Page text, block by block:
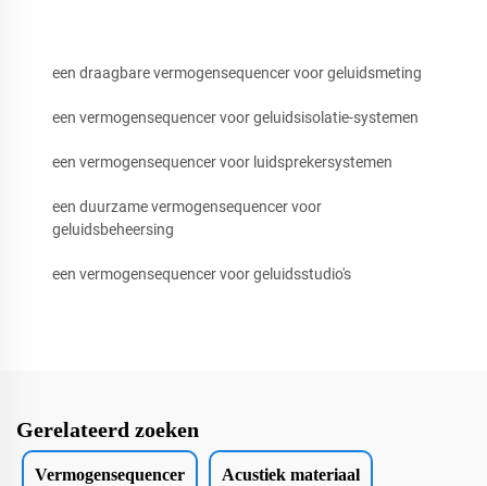
een draagbare vermogensequencer voor geluidsmeting
een vermogensequencer voor geluidsisolatie-systemen
een vermogensequencer voor luidsprekersystemen
een duurzame vermogensequencer voor
geluidsbeheersing
een vermogensequencer voor geluidsstudio's
Gerelateerd zoeken
Vermogensequencer Acustiek materiaal